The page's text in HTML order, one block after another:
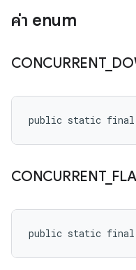
ค่า enum
CONCURRENT_
public static final
CONCURRENT_
public static final